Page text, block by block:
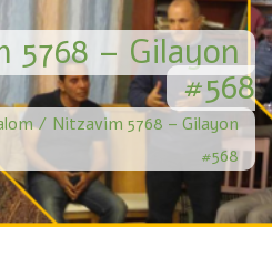
5768 – Gilayon
#568
/ Nitzavim 5768 – Gilayon
#568